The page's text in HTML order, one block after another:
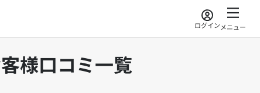
ログインメニュー
様口コミ一覧